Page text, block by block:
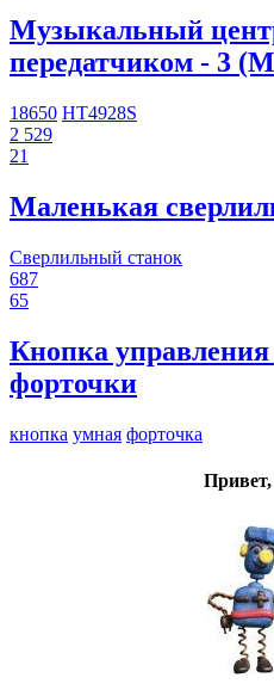
Музыкальный
передатчиком - 3
18650 HT4928S
2 529
21
Маленькая
Сверлильный станок
687
65
Кнопка
форточки
кнопка умная форточка
Привет,